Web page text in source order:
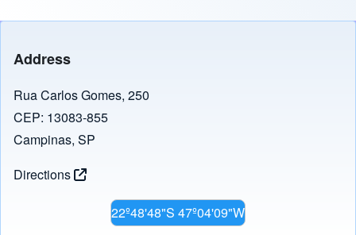
Address
Rua Carlos Gomes, 250
CEP: 13083-855
Campinas, SP
Directions
22º48'48"S 47º04'09"W